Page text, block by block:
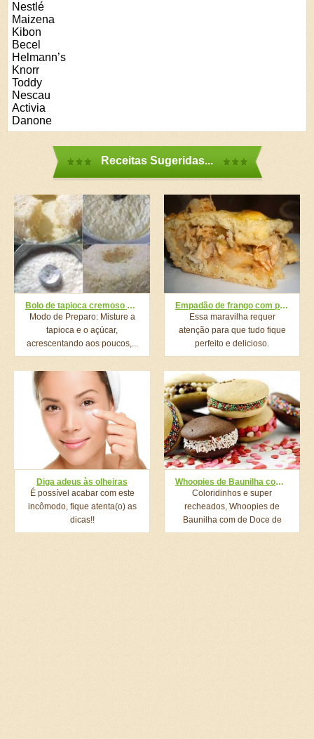
Nestlé
Maizena
Kibon
Becel
Helmann’s
Knorr
Toddy
Nescau
Activia
Danone
Receitas Sugeridas...
Bolo de tapioca cremoso não vai ao forno
Modo de Preparo: Misture a
tapioca e o açúcar,
acrescentando aos poucos,...
Empadão de frango com palmito ou milho verde
Essa maravilha requer
atenção para que tudo fique
perfeito e delicioso.
Diga adeus às olheiras
É possível acabar com este
incômodo, fique atenta(o) as
dicas!!
Whoopies de Baunilha com recheio de Doce de Leite
Coloridinhos e super
recheados, Whoopies de
Baunilha com de Doce de
Leite....